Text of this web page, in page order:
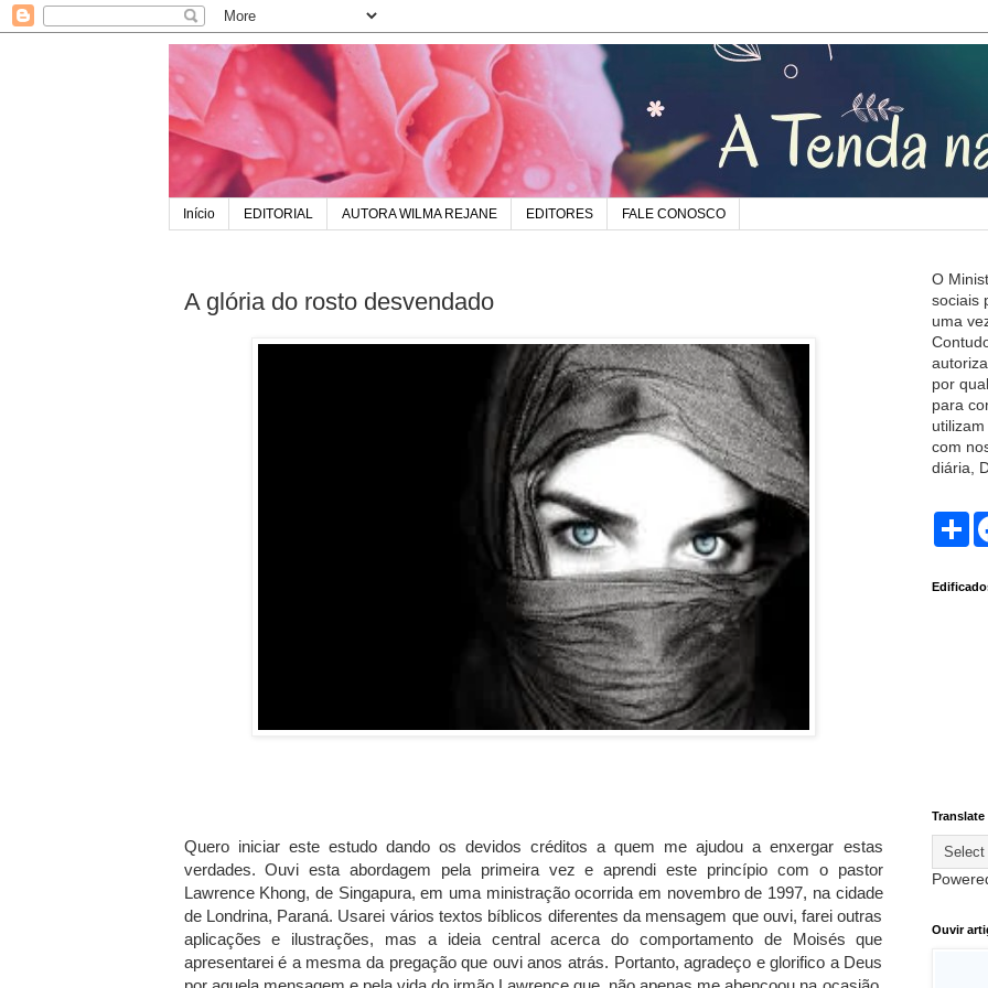
Início EDITORIAL AUTORA WILMA REJANE EDITORES FALE CONOSCO
A glória do rosto desvendado
Quero iniciar este estudo dando os devidos créditos a quem me ajudou a enxergar estas
verdades. Ouvi esta abordagem pela primeira vez e aprendi este princípio com o pastor
Lawrence Khong, de Singapura, em uma ministração ocorrida em novembro de 1997, na cidade
de Londrina, Paraná. Usarei vários textos bíblicos diferentes da mensagem que ouvi, farei outras
aplicações e ilustrações, mas a ideia central acerca do comportamento de Moisés que
apresentarei é a mesma da pregação que ouvi anos atrás. Portanto, agradeço e glorifico a Deus
O
sociais
uma
por
para
com
diária,
S
e
Translate
Ouvir